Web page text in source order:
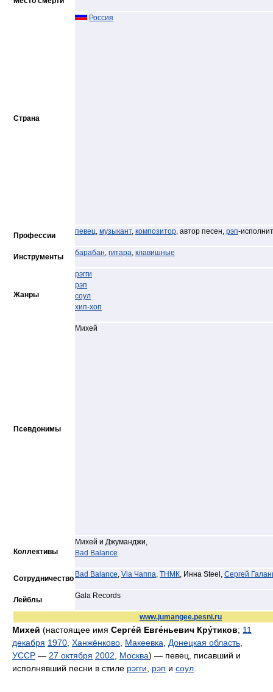
Страна
Россия
Профессии певец, музыкант, композитор, автор песен, рэп-
Инструменты барабан, гитара, клавишные
Жанры
рэгги
рэп
соул
хип-хоп
Псевдонимы
Михей
Коллективы
Михей и Джуманджи,
Bad Balance
Сотрудничество Bad Balance, Via Чаппа, ТНМК, Инна Steel, Сергей
Лейблы Gala Records
www.jumangee.pesni.ru
Михей (настоящее имя Серге́й Евге́ньевич Кру́тиков; 11
декабря 1970 Ханжёнково Макеевка Донецкая область
УССР — 27 октября 2002 Москва) — певец, писавший и
исполнявший песни в стиле рэгги рэп и соул